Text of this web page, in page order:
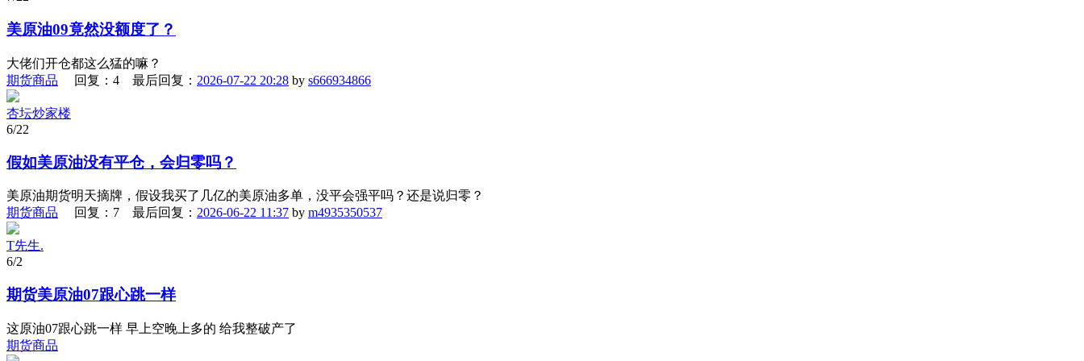
美原油09竟然没额度了？
大佬们开仓都这么猛的嘛？
期货商品 回复：4 最后回复： 2026-07-22 20:28 by s666934866
杏坛炒家楼
6/22
假如美原油没有平仓，会归零吗？
美原油期货明天摘牌，假设我买了几亿的美原油多单，没平会强平吗？还是说归零？
期货商品 回复：7 最后回复： 2026-06-22 11:37 by m4935350537
T先生.
6/2
期货美原油07跟心跳一样
这原油07跟心跳一样 早上空晚上多的 给我整破产了
期货商品